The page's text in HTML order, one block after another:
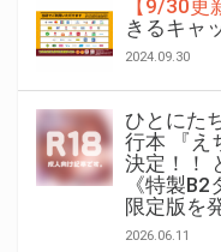
【9/30更
きるキャ
2024.09.30
ひとにた
行本 『え
決定！！
《特製
限定版を
2026.06.11